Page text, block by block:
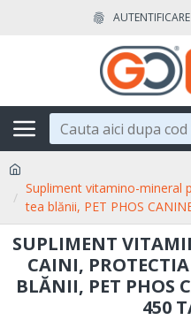
AUTENTIFICARE
Supliment vitamino-mineral
tea blănii, PET PHOS
SUPLIMENT
CAINI,
BLĂNII, PET PHOS
450